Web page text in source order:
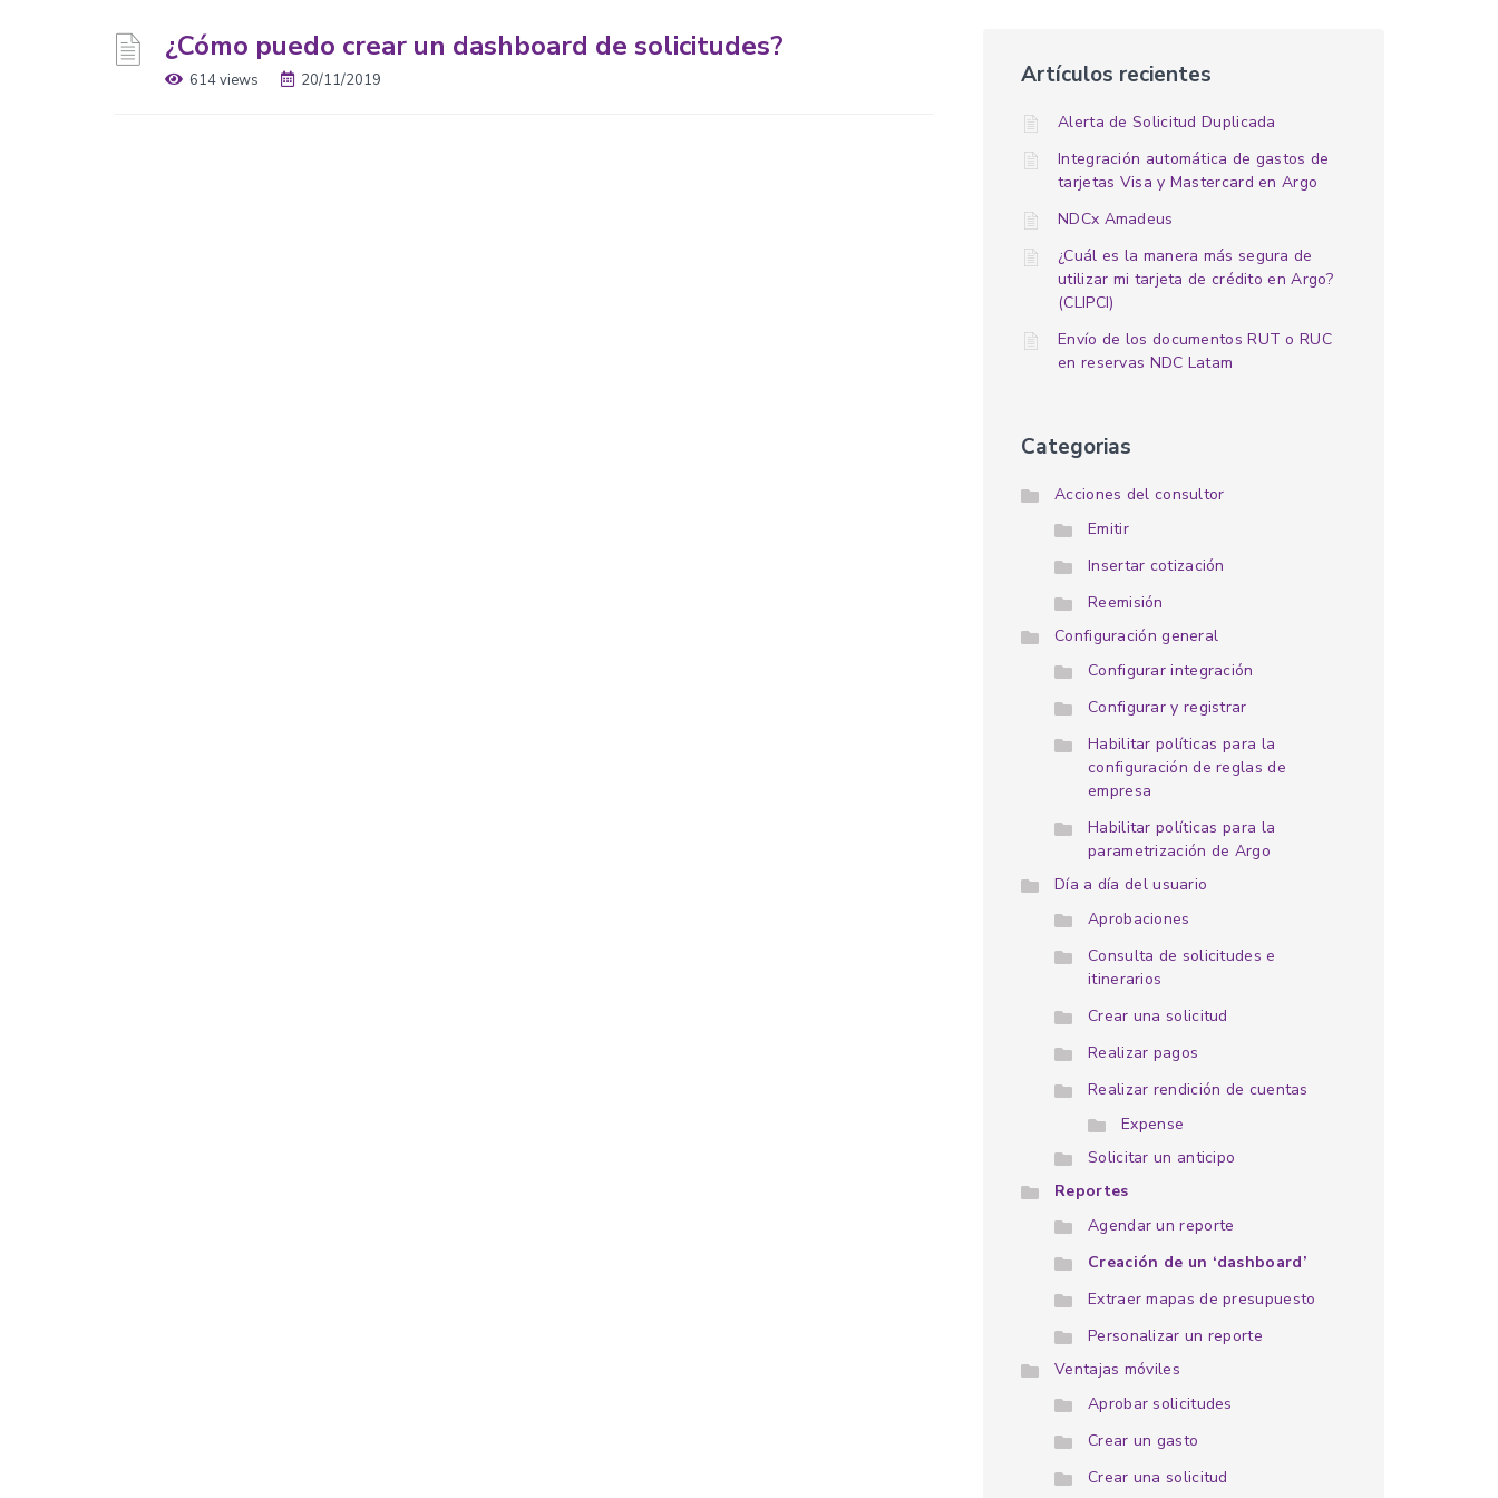
¿Cómo puedo crear un dashboard de solicitudes?
614 views 20/11/2019 Artículos recientes
Alerta de Solicitud Duplicada
Integración automática de gastos de
tarjetas Visa y Mastercard en Argo
NDCx Amadeus
¿Cuál es la manera más segura de
utilizar mi tarjeta de crédito en Argo?
(CLIPCI)
Envío de los documentos RUT o RUC
en reservas NDC Latam
Categorias
Acciones del consultor
Emitir
Insertar cotización
Reemisión
Configuración general
Configurar integración
Configurar y registrar
Habilitar políticas para la
configuración de reglas de
empresa
Habilitar políticas para la
parametrización de Argo
Día a día del usuario
Aprobaciones
Consulta de solicitudes e
itinerarios
Crear una solicitud
Realizar pagos
Realizar rendición de cuentas
Expense
Solicitar un anticipo
Reportes
Agendar un reporte
Creación de un ‘dashboard’
Extraer mapas de presupuesto
Personalizar un reporte
Ventajas móviles
Aprobar solicitudes
Crear un gasto
Crear una solicitud